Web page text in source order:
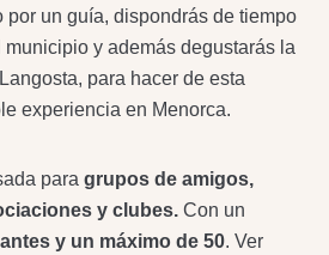
un guía, dispondrás de tiempo
municipio y además degustarás la
para hacer de esta
experiencia en Menorca.
para grupos de amigos,
y clubes. Con un
y un máximo de 50. Ver